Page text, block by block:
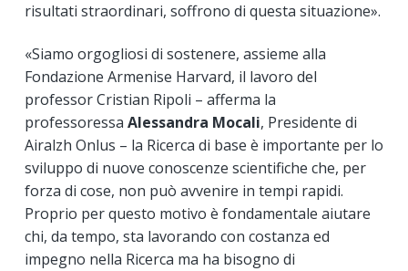
risultati straordinari, soffrono di questa situazione».
«Siamo orgogliosi di sostenere, assieme alla
Fondazione Armenise Harvard, il lavoro del
professor Cristian Ripoli – afferma la
professoressa Alessandra Mocali, Presidente di
Airalzh Onlus – la Ricerca di base è importante per lo
sviluppo di nuove conoscenze scientifiche che, per
forza di cose, non può avvenire in tempi rapidi.
Proprio per questo motivo è fondamentale aiutare
chi, da tempo, sta lavorando con costanza ed
impegno nella Ricerca ma ha bisogno di